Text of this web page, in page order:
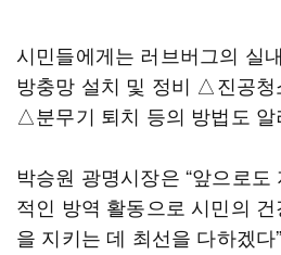
시민들에게는 러브버그의 실
방충망 설치 및 정비 △진공청
△분무기 퇴치 등의 방법도 알
박승원 광명시장은 “앞으로
적인 방역 활동으로 시민의
을 지키는 데 최선을 다하겠다